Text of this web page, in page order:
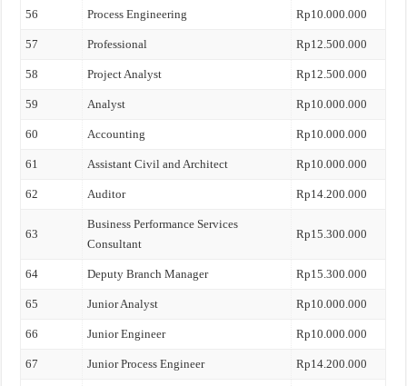
56 Process Engineering Rp10.000.000
57 Professional Rp12.500.000
58 Project Analyst Rp12.500.000
59 Analyst Rp10.000.000
60 Accounting Rp10.000.000
61 Assistant Civil and Architect Rp10.000.000
62 Auditor Rp14.200.000
63
Business Performance Services
Consultant
Rp15.300.000
64 Deputy Branch Manager Rp15.300.000
65 Junior Analyst Rp10.000.000
66 Junior Engineer Rp10.000.000
67 Junior Process Engineer Rp14.200.000